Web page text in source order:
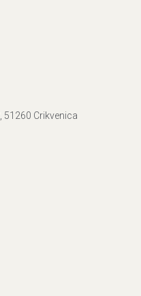
51260 Crikvenica